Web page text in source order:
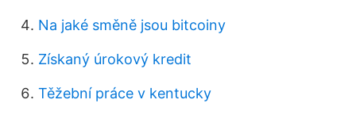
Na jaké směně jsou bitcoiny
Získaný úrokový kredit
Těžební práce v kentucky